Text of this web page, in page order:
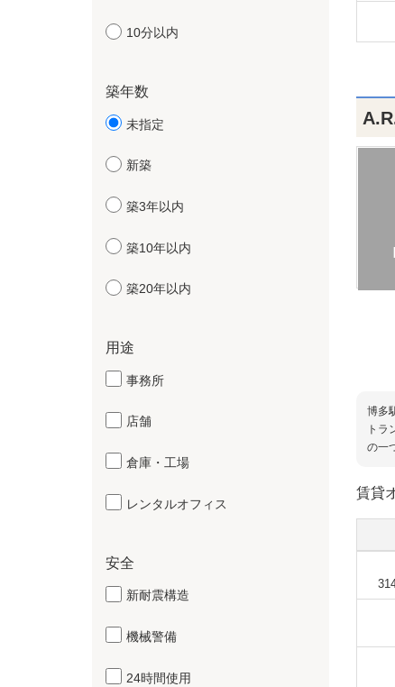
博多
トラ
の一
賃貸
10分以内
築年数
未指定
新築
築3年以内
築10年以内
築20年以内
用途
事務所
店舗
倉庫・工場
レンタルオフィス
安全
新耐震構造
機械警備
24時間使用